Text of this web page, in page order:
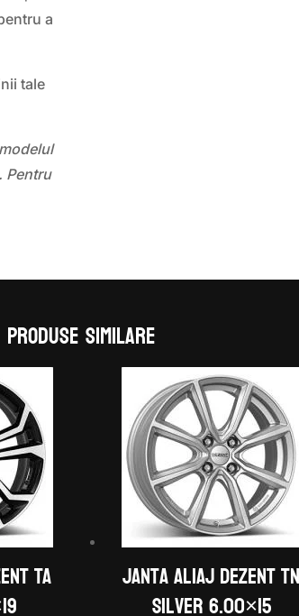
a
tale
Pentru
Produse similare
TA Janta aliaj DEZENT TN
silver 6.00×15